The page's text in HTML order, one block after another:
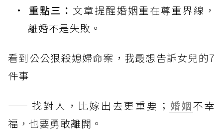
重點三： 文章提醒婚姻重在尊重界線，
離婚不是失敗。
看到公公狠殺媳婦命案，我最想告訴女兒的7
件事
—— 找對人，比嫁出去更重要； 婚姻不幸
福，也要勇敢離開。